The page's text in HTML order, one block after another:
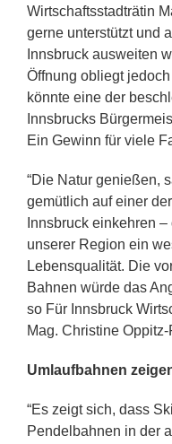
Wirtschaftsstadträtin
gerne unterstützt und
Innsbruck ausweiten
Öffnung obliegt
könnte eine der
Innsbrucks
Ein Gewinn für viele
“Die Natur genießen,
gemütlich auf einer
Innsbruck einkehren
unserer Region ein
Lebensqualität. Die
Bahnen würde das
so Für Innsbruck
Mag. Christine Oppitz-
Umlaufbahnen
“Es zeigt sich, dass
Pendelbahnen in der